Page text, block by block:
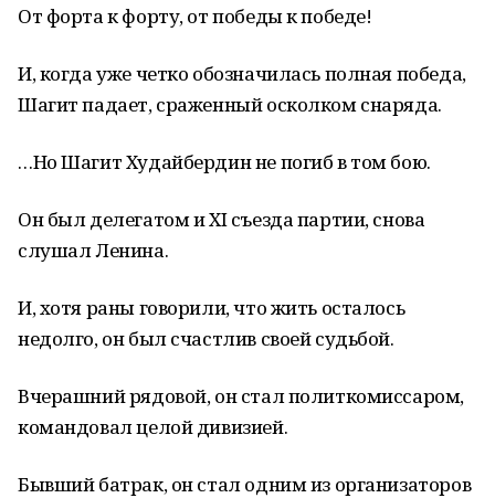
От форта к форту, от победы к победе!
И, когда уже четко обозначилась полная победа,
Шагит падает, сраженный осколком снаряда.
…Но Шагит Худайбердин не погиб в том бою.
Он был делегатом и XI съезда партии, снова
слушал Ленина.
И, хотя раны говорили, что жить осталось
недолго, он был счастлив своей судьбой.
Вчерашний рядовой, он стал политкомиссаром,
командовал целой дивизией.
Бывший батрак, он стал одним из организаторов